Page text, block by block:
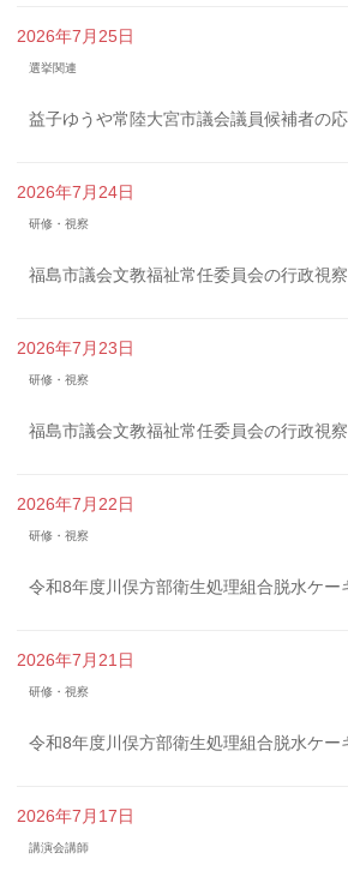
2026年7月25日
選挙関連
益子ゆうや常陸大宮市議会議員候補者の
2026年7月24日
研修・視察
福島市議会文教福祉常任委員会の行政視察
2026年7月23日
研修・視察
福島市議会文教福祉常任委員会の行政視察
2026年7月22日
研修・視察
令和8年度川俣方部衛生処理組合脱水ケー
2026年7月21日
研修・視察
令和8年度川俣方部衛生処理組合脱水ケー
2026年7月17日
講演会講師